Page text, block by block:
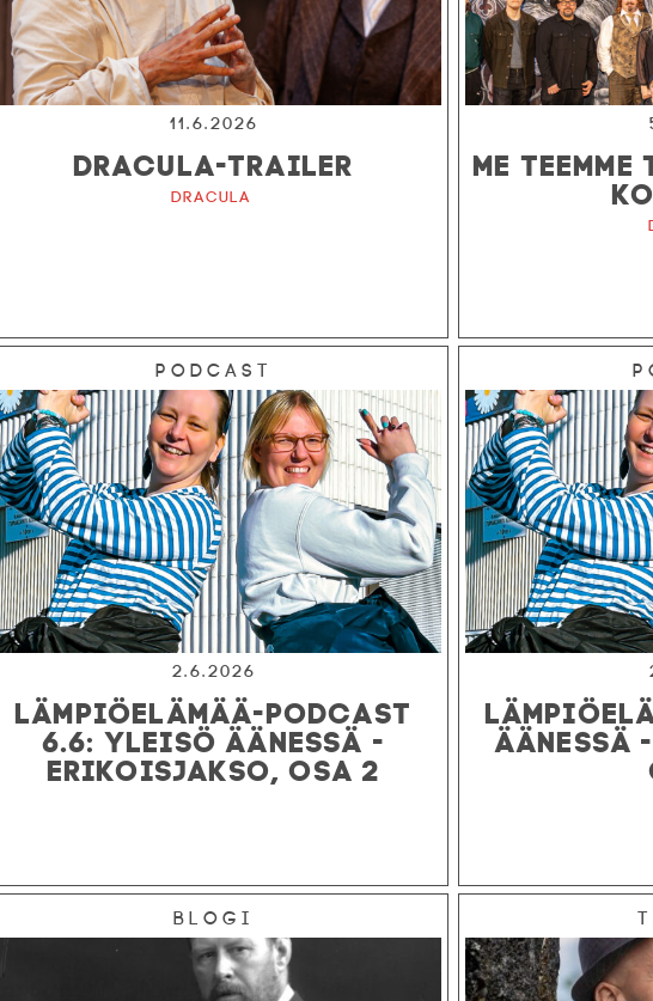
11.6.2026
DRACULA-TRAILER
Dracula
ME
Podcast
2.6.2026
LÄMPIÖELÄMÄÄ-PODCAST
6.6: YLEISÖ ÄÄNESSÄ -
ERIKOISJAKSO, OSA 2
ÄÄNESSÄ
Blogi